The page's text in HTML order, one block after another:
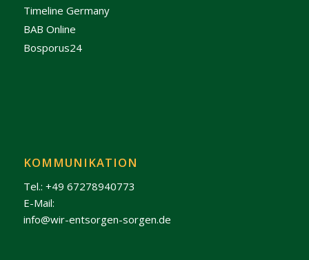
Timeline Germany
BAB Online
Bosporus24
KOMMUNIKATION
Tel.: +49 67278940773
E-Mail:
info@wir-entsorgen-sorgen.de